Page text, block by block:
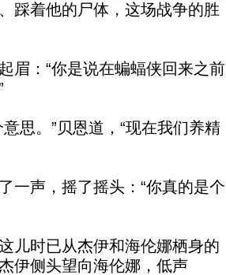
踩着他的尸体，这场战争的胜
“你是说在蝙蝠侠回来之前
”贝恩道，“现在我们养精
，摇了摇头：“你真的是个
已从杰伊和海伦娜栖身的
伊侧头望向海伦娜，低声